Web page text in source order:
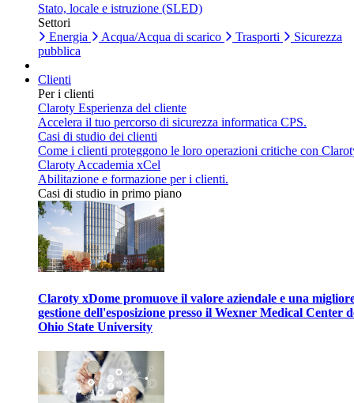
Stato, locale e istruzione (SLED)
Settori
Energia
Acqua/Acqua di scarico Trasporti
Sicurezza
pubblica
Clienti
Per i clienti
Claroty Esperienza del cliente
Accelera il tuo percorso di sicurezza informatica CPS.
Casi di studio dei clienti
Come i clienti proteggono le loro operazioni critiche con
Claroty Accademia xCel
Abilitazione e formazione per i clienti.
Casi di studio in primo piano
Claroty xDome promuove il valore aziendale e una
gestione dell'esposizione presso il Wexner Medical Center
Ohio State University